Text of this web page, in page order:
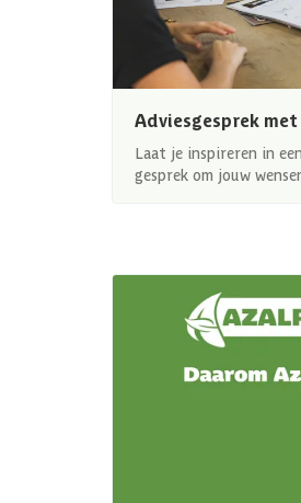
Adviesgesprek
Laat je inspireren in
gesprek om jouw